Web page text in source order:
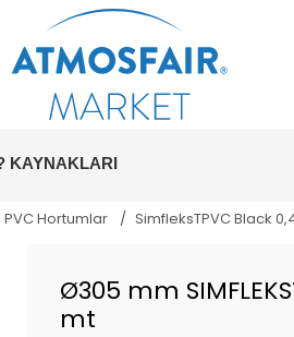
KAYNAKLARI
PVC Hortumlar SimfleksTPVC Black
Ø305 mm
mt